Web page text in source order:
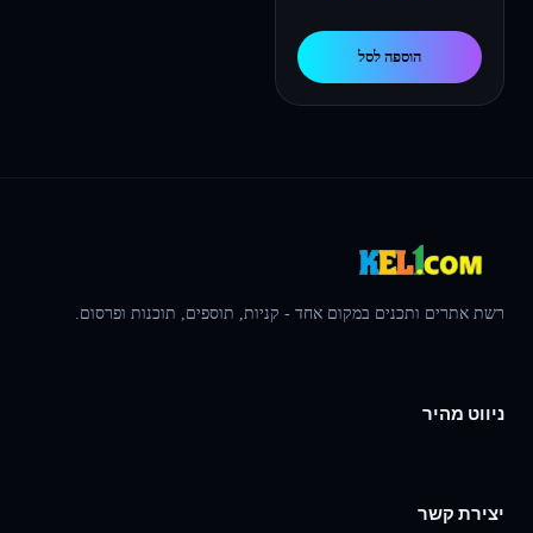
המקורי
היה:
הנוכחי
הוא:
הוספה לסל
רשת אתרים ותכנים במקום אחד - קניות, תוספים, תוכנות ופרסום.
ניווט מהיר
יצירת קשר